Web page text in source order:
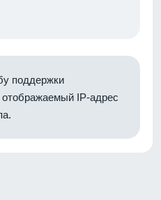
поддержки
отображаемый IP-адрес